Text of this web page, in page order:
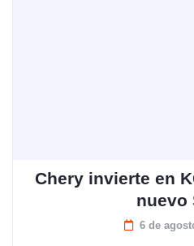
Chery invierte en
nuevo
6 de